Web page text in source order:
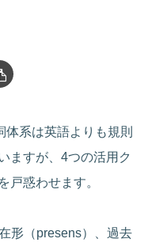
系は英語よりも規則
ますが、4つの活用ク
戸惑わせます。
形（presens）、過去